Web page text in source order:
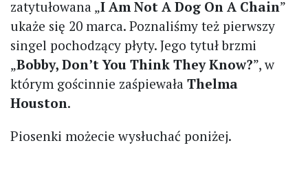
zatytułowana „I Am Not A Dog On A Chain”
ukaże się 20 marca. Poznaliśmy też pierwszy
singel pochodzący płyty. Jego tytuł brzmi
„Bobby, Don’t You Think They Know?”, w
którym gościnnie zaśpiewała Thelma
Houston.
Piosenki możecie wysłuchać poniżej.